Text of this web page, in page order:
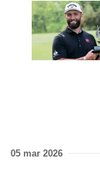
05 mar 2026